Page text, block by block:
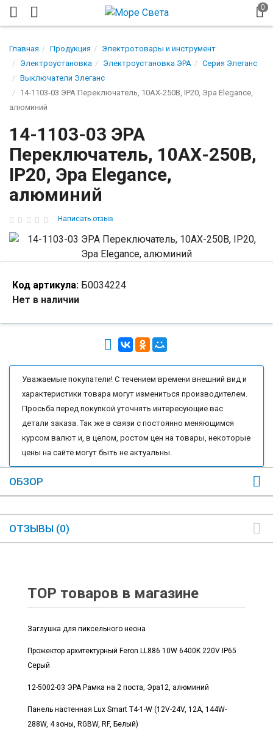
Главная Продукция
Электротовары и инструмент
Электроустановка
Электроустановка ЭРА
Серия Элеганс
Выключатели Элеганс
14-1103-03 ЭРА Переключатель, 10АХ-250В, IP20, Эра Elegance,
алюминий
14-1103-03 ЭРА
Переключатель, 10АХ-250В,
IP20, Эра Elegance,
алюминий
Написать отзыв
Код артикула: Б0034224
Нет в наличии
Уважаемые покупатели! С течением времени внешний вид и
характеристики товара могут измениться производителем.
Просьба перед покупкой уточнять интересующие вас
детали заказа. Так же в связи с постоянно меняющимся
курсом валют и, в целом, ростом цен на товары, некоторые
цены на сайте могут быть не актуальны.
ОБЗОР
ОТЗЫВЫ (0)
TOP товаров в магазине
Заглушка для пиксельного неона
Прожектор архитектурный Feron LL886 10W 6400K 220V IP65
Серый
12-5002-03 ЭРА Рамка на 2 поста, Эра12, алюминий
Панель настенная Lux Smart T4-1-W (12V-24V, 12A, 144W-
288W, 4 зоны, RGBW, RF, Белый)